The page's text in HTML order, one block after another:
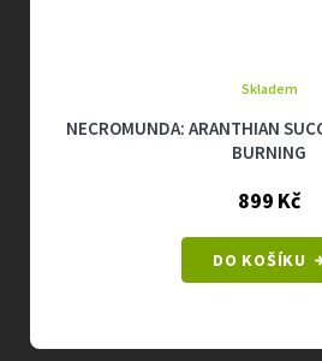
NECROMUNDA: ARANTHIAN
BURNING
Skladem
899 Kč
DO KOŠÍKU